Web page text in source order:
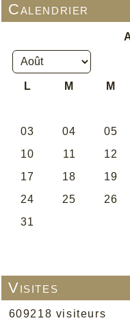
Calendrier
Visites
609218 visiteurs